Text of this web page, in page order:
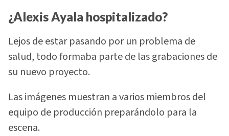
¿Alexis Ayala hospitalizado?
Lejos de estar pasando por un problema de
salud, todo formaba parte de las grabaciones de
su nuevo proyecto.
Las imágenes muestran a varios miembros del
equipo de producción preparándolo para la
escena.